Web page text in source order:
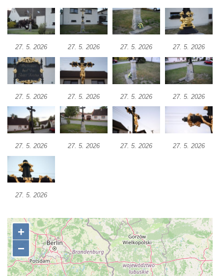
Kříž na návsi v Chouči
Boží muka na rozcestí východně od Chouče
Kříž na návsi v Lužici
Kříž na návsi v Dobrčicích
Kříž u domu čp. 3 v Chrámcích
Kříž u polní cesty severozápadně od Kozel
Údajný kříž na návsi v Kozlech
Centrální kříž hřbitova v Kozlech
Pamětní kříž na Lovoši
Kříž na rozcestí u domu čp. 49 ve Svojkově
Boží muka svatého Floriána v Mezné
Neugebauerův kříž východně od Sloupu v
Čechách
Kříž u kostela Zvěstování Panny Marie v
27. 5. 2026 27. 5. 2026 27. 5. 2026 27. 5. 2026
27. 5. 2026 27. 5. 2026 27. 5. 2026 27. 5. 2026
27. 5. 2026 27. 5. 2026 27. 5. 2026 27. 5. 2026
27. 5. 2026